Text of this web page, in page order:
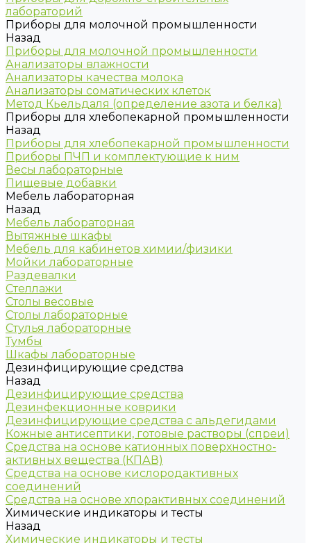
лабораторий
Приборы для молочной промышленности
Назад
Приборы для молочной промышленности
Анализаторы влажности
Анализаторы качества молока
Анализаторы соматических клеток
Метод Кьельдаля (определение азота и белка)
Приборы для хлебопекарной промышленности
Назад
Приборы для хлебопекарной промышленности
Приборы ПЧП и комплектующие к ним
Весы лабораторные
Пищевые добавки
Мебель лабораторная
Назад
Мебель лабораторная
Вытяжные шкафы
Мебель для кабинетов химии/физики
Мойки лабораторные
Раздевалки
Стеллажи
Столы весовые
Столы лабораторные
Стулья лабораторные
Тумбы
Шкафы лабораторные
Дезинфицирующие средства
Назад
Дезинфицирующие средства
Дезинфекционные коврики
Дезинфицирующие средства с альдегидами
Кожные антисептики, готовые растворы (спреи)
Средства на основе катионных поверхностно-
активных вещества (КПАВ)
Средства на основе кислородактивных
соединений
Средства на основе хлорактивных соединений
Химические индикаторы и тесты
Назад
Химические индикаторы и тесты